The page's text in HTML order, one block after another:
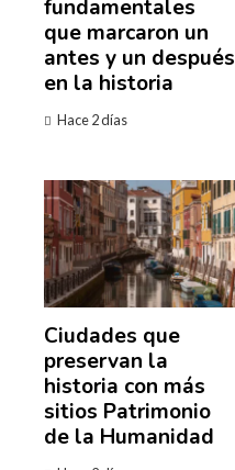
fundamentales
que marcaron un
antes y un después
en la historia
Hace 2 días
Ciudades que
preservan la
historia con más
sitios Patrimonio
de la Humanidad